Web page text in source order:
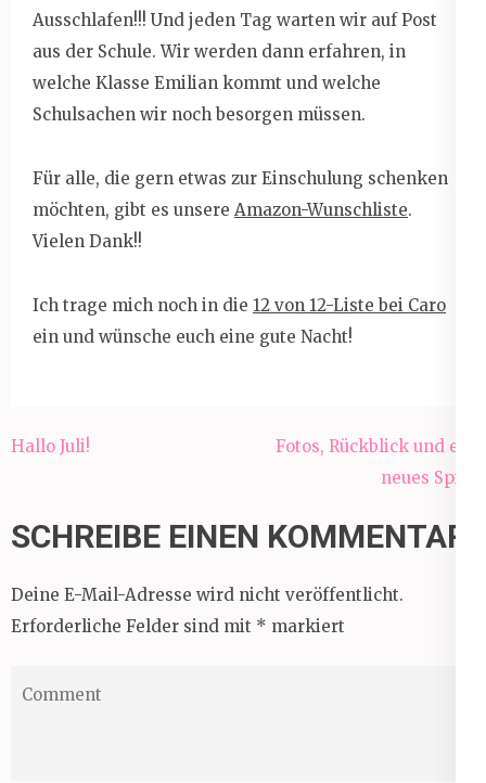
Ausschlafen!!! Und jeden Tag warten wir auf Post
aus der Schule. Wir werden dann erfahren, in
welche Klasse Emilian kommt und welche
Schulsachen wir noch besorgen müssen.
Für alle, die gern etwas zur Einschulung schenken
möchten, gibt es unsere Amazon-Wunschliste.
Vielen Dank!!
Ich trage mich noch in die 12 von 12-Liste bei Caro
ein und wünsche euch eine gute Nacht!
Beitragsnavigation
Hallo Juli!
Fotos, Rückblick und ein
neues Spiel
SCHREIBE EINEN KOMMENTAR
Deine E-Mail-Adresse wird nicht veröffentlicht.
Erforderliche Felder sind mit * markiert